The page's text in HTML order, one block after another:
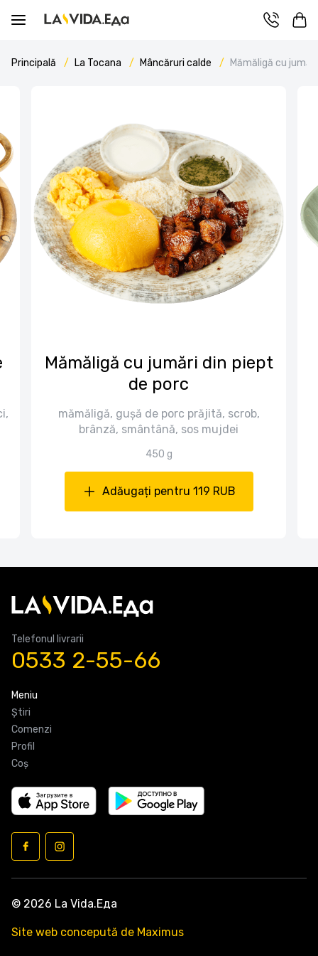
Principală La Tocana Mâncăruri calde Mămăligă cu
Mămăligă cu jumări din piept
de porc
mămăligă, gușă de porc prăjită, scrob,
brânză, smântână, sos mujdei
450 g
Adăugați pentru 119 RUB
Telefonul livrarii
0533 2-55-66
Meniu
Știri
Comenzi
Profil
Coş
© 2026 La Vida.Еда
Site web concepută de Maximus